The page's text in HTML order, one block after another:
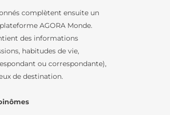
complètent ensuite un
AGORA Monde.
des informations
habitudes de vie,
ou correspondante),
de destination.